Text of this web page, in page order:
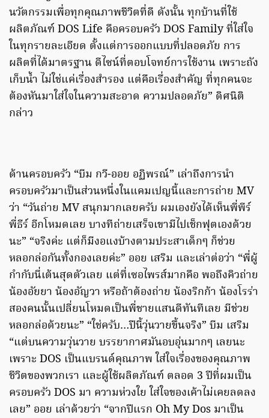
นวัตกรรมเพื่อทุกคุณภาพชีวิตที่ดี ดังนั้น ทุกบ้านที่ใช้
ผลิตภัณฑ์ DOS Life คือครอบครัว DOS Family ที่ใส่ใจ
ในทุกรายละเอียด ตั้งแต่การออกแบบที่ปลอดภัย การ
ผลิตที่ได้มาตรฐาน ดีไซน์ที่ตอบโจทย์การใช้งาน เพราะถัง
เก็บน้ำ ไม่ใช่แค่เรื่องสำรอง แต่คือเรื่องสำคัญ ที่ทุกคนจะ
ต้องหันมาใส่ใจในความสะอาด ความปลอดภัย” ดิศนิติ
กล่าว
ด้านครอบครัว “บีม กวี-ออย อฏิพรณ์” เล่าถึงการนำ
ครอบครัวมาเป็นส่วนหนึ่งในแคมเปญนี้และการถ่าย MV
ว่า “วันถ่าย MV สนุกมากเลยครับ ผมเองยังได้เห็นพี่พีร์
พี่ธีร์ อีกโหมดเลย บางทีถ่ายเสร็จเขามีไปเช็กฟุตเองด้วย
นะ” “จริงค่ะ แต่ก็มีงอแงบ้างตามประสาเด็กๆ ก็ช่วย
หลอกล่อกันทั้งกองเลยค่ะ” ออย เสริม และเล่าต่อว่า “พี่ผู้
กำกับนี่เต้นสุดตัวเลย แต่ที่เซอไพรส์มากคือ พอถึงคิวถ่าย
น้องอัยยา น้องอัญวา หรือถ้าต้องถ่าย น้องริกก้า น้องโรร่า
สองคนนั้นเปลี่ยนโหมดเป็นพี่ชายแสนดีทันทีเลย มีช่วย
หลอกล่อด้วยนะ” “ใช่ครับ…ปีนี้วุ่นวายขึ้นจริง” บีม เสริม
“แต่บนความวุ่นวาย บรรยากาศมันอบอุ่นมากๆ เลยนะ
เพราะ DOS เป็นแบรนด์คุณภาพ ใส่ใจเรื่องของคุณภาพ
ชีวิตของพวกเรา และผู้ใช้ผลิตภัณฑ์ ตลอด 3 ปีที่ผมเป็น
ครอบครัว DOS มา ความห่วงใย ใส่ใจของเค้าไม่เคยลดลง
เลย” ออย เล่าด้วยว่า “จากปีแรก Oh My Dos มาเป็น